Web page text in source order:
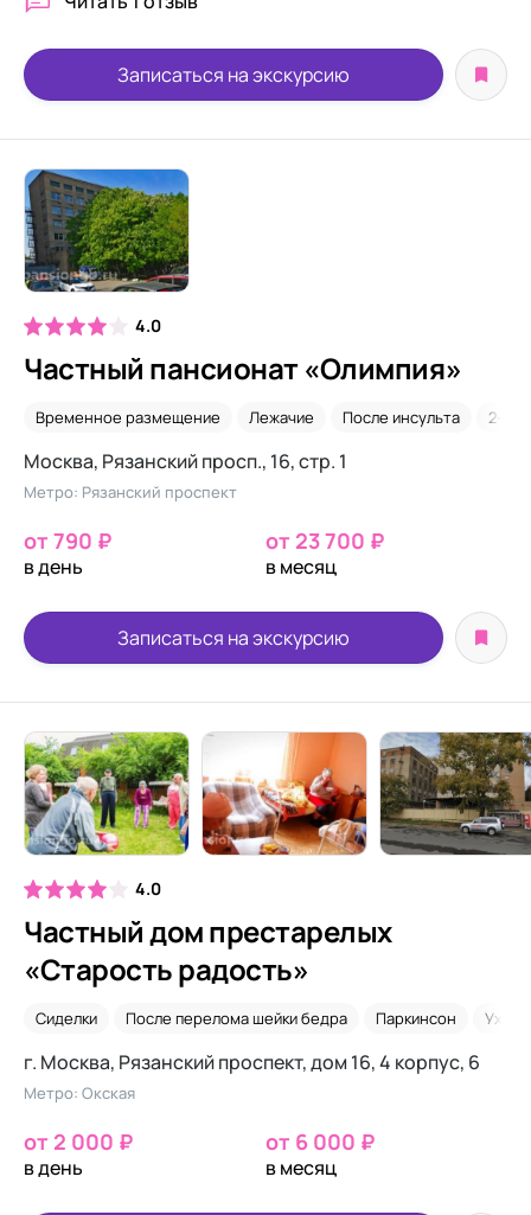
Записаться на экскурсию
4.0
Частный пансионат «Олимпия»
Временное размещение Лежачие После инсульта 2-х
Москва, Рязанский просп., 16, стр. 1
Метро: Рязанский проспект
от 790 ₽
в день
от 23 700 ₽
в месяц
Записаться на экскурсию
4.0
Частный дом престарелых
«Старость радость»
Сиделки После перелома шейки бедра Паркинсон Уход
г. Москва, Рязанский проспект, дом 16, 4 корпус, 6
Метро: Окская
от 2 000 ₽
в день
от 6 000 ₽
в месяц